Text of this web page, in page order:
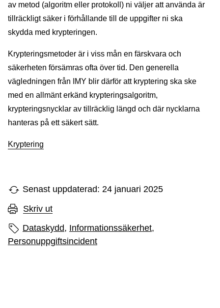
av metod (algoritm eller protokoll) ni väljer att använda är
tillräckligt säker i förhållande till de uppgifter ni ska
skydda med krypteringen.
Krypteringsmetoder är i viss mån en färskvara och
säkerheten försämras ofta över tid. Den generella
vägledningen från IMY blir därför att kryptering ska ske
med en allmänt erkänd krypteringsalgoritm,
krypteringsnycklar av tillräcklig längd och där nycklarna
hanteras på ett säkert sätt.
Kryptering
Senast uppdaterad: 24 januari 2025
Skriv ut
Sidans etiketter
Dataskydd, Informationssäkerhet,
Personuppgiftsincident